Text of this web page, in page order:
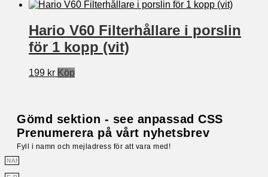
Hario V60 Filterhållare i porslin
för 1 kopp (vit)
199 kr Köp
Gömd sektion - see anpassad CSS
Prenumerera på vårt nyhetsbrev
Fyll i namn och mejladress för att vara med!